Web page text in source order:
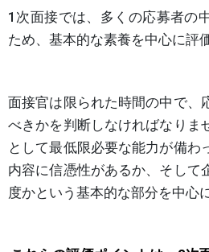
1次面接では、多くの応募者の
ため、基本的な素養を中心に評
面接官は限られた時間の中で、
べきかを判断しなければなりま
として最低限必要な能力が備わ
内容に信憑性があるか、そして
度かという基本的な部分を中心